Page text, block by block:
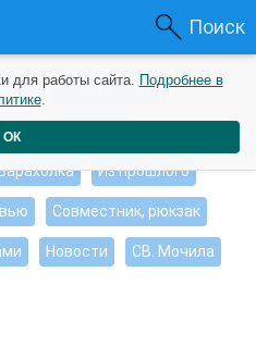
Поиск
Видео журнал
петельки
Из прошлого
Совместник, рюкзак
Новости СВ. Мочила
для работы сайта. Подробнее в
.
ОК